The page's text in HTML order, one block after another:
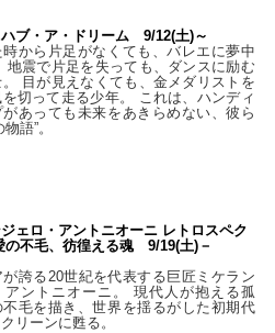
ブ・ア・ドリーム 9/12(土)～
から片足がなくても、バレエに夢中
地震で片足を失っても、ダンスに励む
目が見えなくても、金メダリストを
切って走る少年。 これは、ハンディ
があっても未来をあきらめない、彼ら
語”。
ジェロ・アントニオーニ レトロスペク
の不毛、彷徨える魂 9/19(土)－
が誇る20世紀を代表する巨匠ミケラン
アントニオーニ。 現代人が抱える孤
不毛を描き、世界を揺るがした初期代
リーンに甦る。